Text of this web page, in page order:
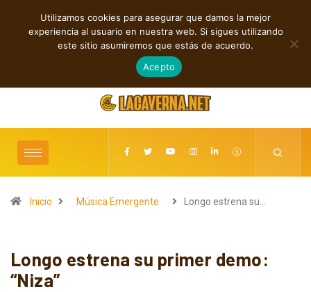
TENDENCIAS
Entre la Melodía y la Rebeldía
y la guerra en “Hatred?”
agosto 9, 2026
Inicio Música Emergente Longo estrena su…
Longo estrena su primer demo:
“Niza”
Utilizamos cookies para asegurar que damos la mejor
experiencia al usuario en nuestra web. Si sigues utilizando
este sitio asumiremos que estás de acuerdo.
Acepto